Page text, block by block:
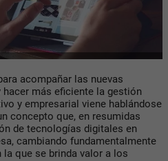
acompañar las nuevas
más eficiente la gestión
y empresarial viene hablándose
concepto que, en resumidas
de tecnologías digitales en
cambiando fundamentalmente
que se brinda valor a los